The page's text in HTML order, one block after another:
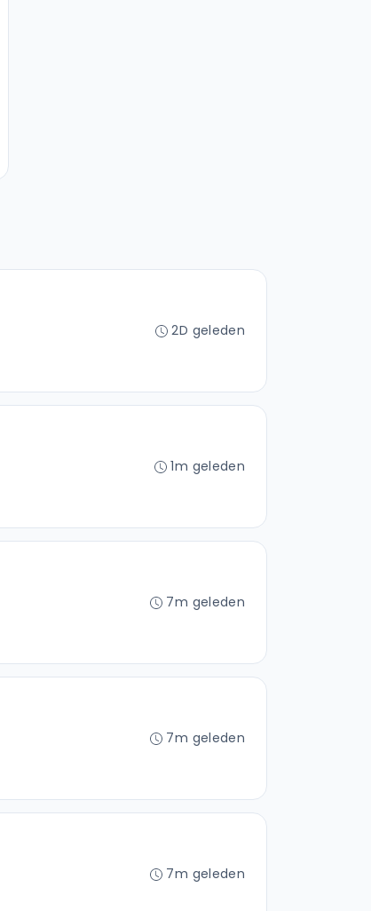
2D geleden
1m geleden
7m geleden
7m geleden
7m geleden